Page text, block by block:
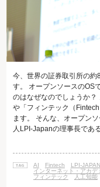
今、世界の証券取引所の
す。 オープンソースのOS
のはなぜなのでしょうか？
や「フィンテック（
ます。 そんな、オープン
人LPI-Japanの理事長であ
オープンソースの重要性
長である成井弦氏にお越し
ナー ～人工知能（AI）・
AI Fintech LPI-JAPAN
インターネット・アカデ
フィンテック
人工知能